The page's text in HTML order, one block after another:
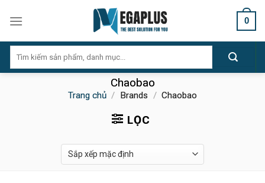
0
kiếm:
Chaobao
Trang chủ / Brands / Chaobao
LỌC